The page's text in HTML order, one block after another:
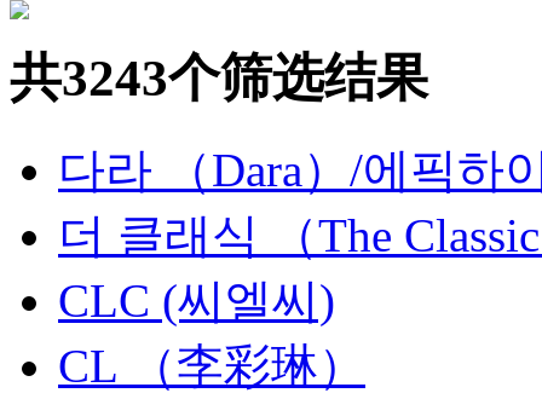
共3243个筛选结果
다라 （Dara）/에픽하
더 클래식 （The
CLC (씨엘씨)
CL （李彩琳）